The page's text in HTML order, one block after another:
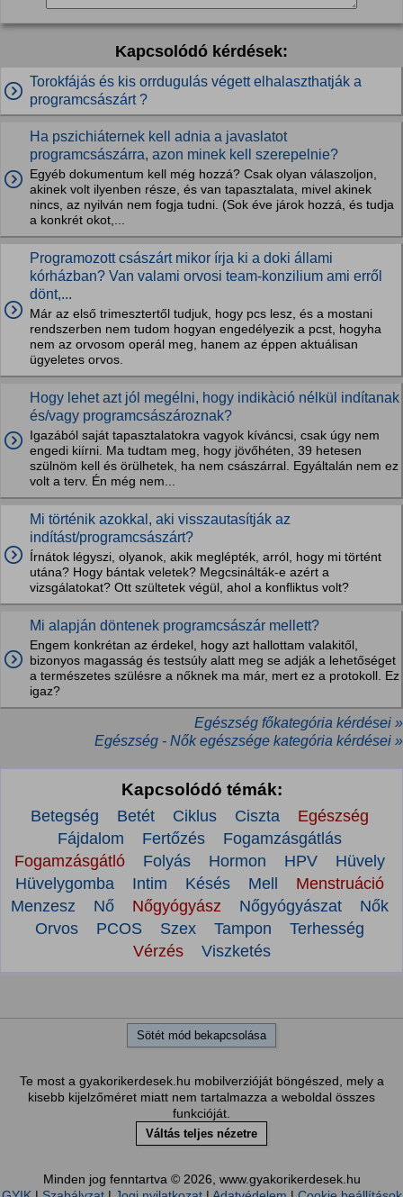
Kapcsolódó kérdések:
Torokfájás és kis orrdugulás végett elhalaszthatják a
programcsászárt ?
Ha pszichiáternek kell adnia a javaslatot
programcsászárra, azon minek kell szerepelnie?
Egyéb dokumentum kell még hozzá? Csak olyan válaszoljon,
akinek volt ilyenben része, és van tapasztalata, mivel akinek
nincs, az nyilván nem fogja tudni. (Sok éve járok hozzá, és tudja
a konkrét okot,...
Programozott császárt mikor írja ki a doki állami
kórházban? Van valami orvosi team-konzilium ami erről
dönt,...
Már az első trimesztertől tudjuk, hogy pcs lesz, és a mostani
rendszerben nem tudom hogyan engedélyezik a pcst, hogyha
nem az orvosom operál meg, hanem az éppen aktuálisan
ügyeletes orvos.
Hogy lehet azt jól megélni, hogy indikàció nélkül indítanak
és/vagy programcsászároznak?
Igazából saját tapasztalatokra vagyok kíváncsi, csak úgy nem
engedi kiírni. Ma tudtam meg, hogy jövőhéten, 39 hetesen
szülnöm kell és örülhetek, ha nem császárral. Egyáltalán nem ez
volt a terv. Én még nem...
Mi történik azokkal, aki visszautasítják az
indítást/programcsászárt?
Írnátok légyszi, olyanok, akik meglépték, arról, hogy mi történt
utána? Hogy bántak veletek? Megcsinálták-e azért a
vizsgálatokat? Ott szültetek végül, ahol a konfliktus volt?
Mi alapján döntenek programcsászár mellett?
Engem konkrétan az érdekel, hogy azt hallottam valakitől,
bizonyos magasság és testsúly alatt meg se adják a lehetőséget
a természetes szülésre a nőknek ma már, mert ez a protokoll. Ez
igaz?
Egészség főkategória kérdései »
Egészség - Nők egészsége kategória kérdései »
Kapcsolódó témák:
Betegség Betét Ciklus Ciszta
Egészség
Fájdalom
Fertőzés
Fogamzásgátlás
Fogamzásgátló
Folyás Hormon HPV
Hüvely
Hüvelygomba
Intim Késés Mell
Menstruáció
Menzesz
Nő Nőgyógyász Nőgyógyászat
Nők
Orvos
PCOS Szex Tampon
Terhesség
Vérzés
Viszketés
Sötét mód bekapcsolása
Te most a gyakorikerdesek.hu mobilverzióját böngészed, mely a
kisebb kijelzőméret miatt nem tartalmazza a weboldal összes
funkcióját.
Váltás teljes nézetre
Minden jog fenntartva © 2026, www.gyakorikerdesek.hu